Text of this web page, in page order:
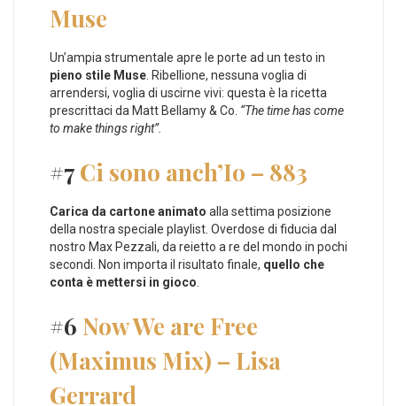
Muse
Un’ampia strumentale apre le porte ad un testo in
pieno stile Muse . Ribellione, nessuna voglia di
arrendersi, voglia di uscirne vivi: questa è la ricetta
prescrittaci da Matt Bellamy & Co. “The time has come
to make things right”.
#7 Ci sono anch’Io – 883
Carica da cartone animato alla settima posizione
della nostra speciale playlist. Overdose di fiducia dal
nostro Max Pezzali, da reietto a re del mondo in pochi
secondi. Non importa il risultato finale, quello che
conta è mettersi in gioco
#6 Now We are Free
(Maximus Mix) – Lisa
Gerrard